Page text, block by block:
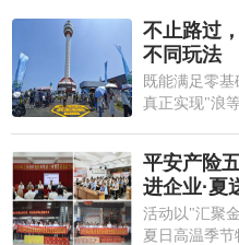
不止路过
不同玩法
既能满足零基
真正实现"浪
平安产险
进企业·夏
活动以"汇聚
夏日高温季